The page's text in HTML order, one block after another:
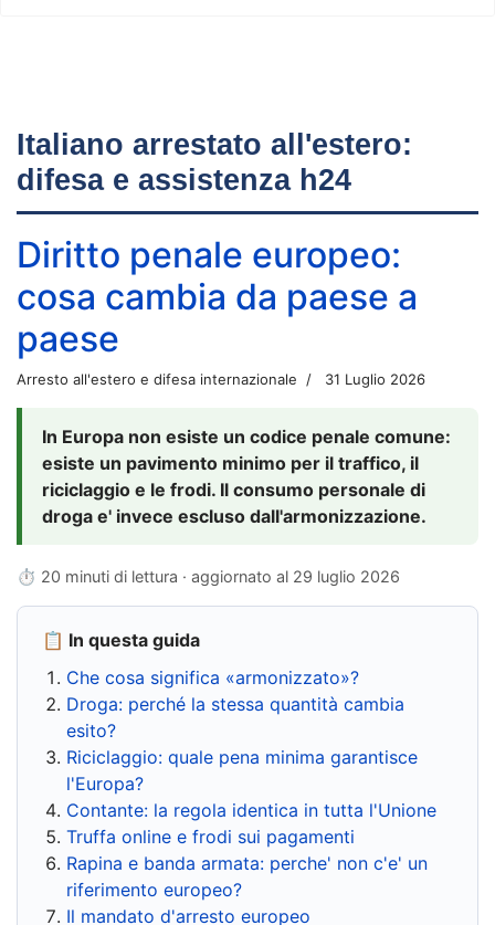
Italiano arrestato all'estero:
difesa e assistenza h24
Diritto penale europeo:
cosa cambia da paese a
paese
Arresto all'estero e difesa internazionale 31 Luglio 2026
In Europa non esiste un codice penale comune:
esiste un pavimento minimo per il traffico, il
riciclaggio e le frodi. Il consumo personale di
droga e' invece escluso dall'armonizzazione.
⏱ 20 minuti di lettura · aggiornato al 29 luglio 2026
📋 In questa guida
Che cosa significa «armonizzato»?
Droga: perché la stessa quantità cambia
esito?
Riciclaggio: quale pena minima garantisce
l'Europa?
Contante: la regola identica in tutta l'Unione
Truffa online e frodi sui pagamenti
Rapina e banda armata: perche' non c'e' un
riferimento europeo?
Il mandato d'arresto europeo